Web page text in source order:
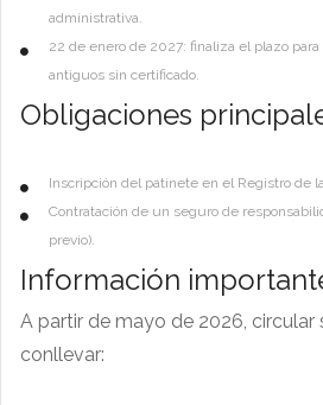
administrativa.
22 de enero de 2027: finaliza el plazo
antiguos sin certificado.
Obligaciones
Inscripción del patinete en el Registro de
Contratación de un seguro de
previo).
Información
A partir de mayo de 2026, circular
conllevar: